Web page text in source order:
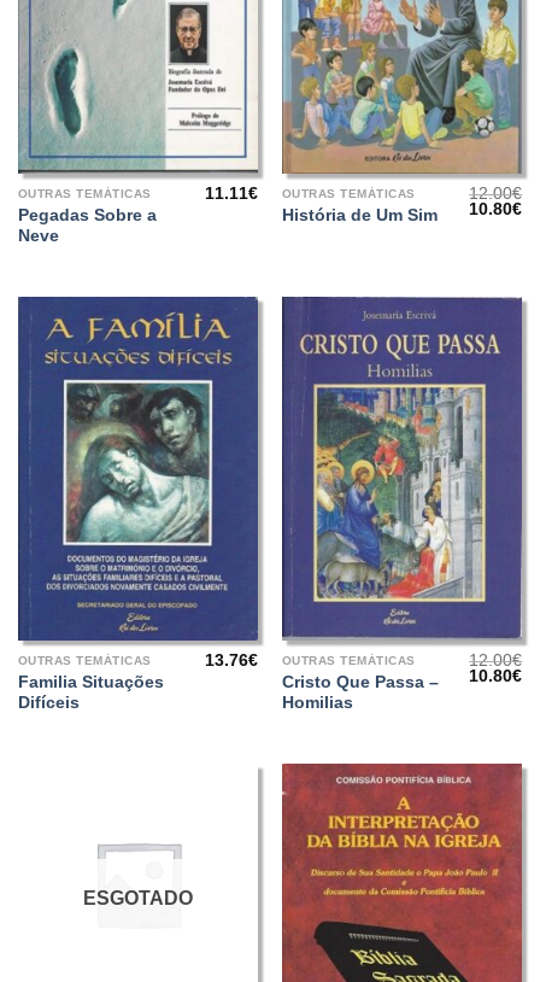
OUTRAS TEMÁTICAS
Pegadas Sobre a
Neve
11.11€ OUTRAS TEMÁTICAS
História de Um Sim
12.00€
O
10.80€O
OUTRAS TEMÁTICAS
Familia Situações
Difíceis
13.76€ OUTRAS TEMÁTICAS
Cristo Que Passa –
Homilias
12.00€
O
10.80€O
ESGOTADO